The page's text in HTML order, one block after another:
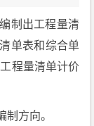
制出工程量清
单表和综合单
程量清单计价
方向。